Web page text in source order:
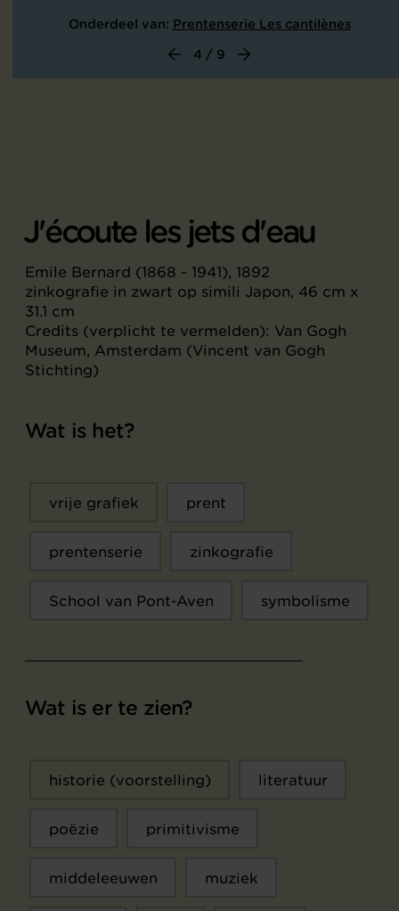
Onderdeel van: Prentenserie Les cantilènes
4 / 9
J'écoute les jets d'eau
Emile Bernard (1868 - 1941), 1892
zinkografie in zwart op simili Japon, 46 cm x
31.1 cm
Credits (verplicht te vermelden): Van Gogh
Museum, Amsterdam (Vincent van Gogh
Stichting)
Wat is het?
vrije grafiek prent
prentenserie zinkografie
School van Pont-Aven symbolisme
Wat is er te zien?
historie (voorstelling) literatuur
poëzie primitivisme
middeleeuwen muziek